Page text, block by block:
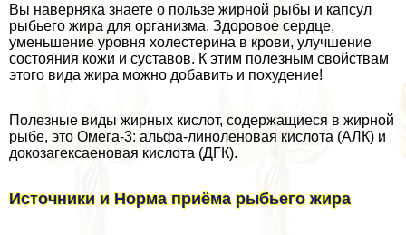
Вы наверняка знаете о пользе жирной рыбы и капсул
рыбьего жира для организма. Здоровое сердце,
уменьшение уровня холестерина в крови, улучшение
состояния кожи и суставов. К этим полезным свойствам
этого вида жира можно добавить и похудение!
Полезные виды жирных кислот, содержащиеся в жирной
рыбе, это Омега-3: альфа-линоленовая кислота (АЛК) и
докозагексаеновая кислота (ДГК).
Источники и Норма приёма рыбьего жира